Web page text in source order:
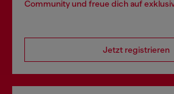
Community und freue dich auf
Jetzt registrieren